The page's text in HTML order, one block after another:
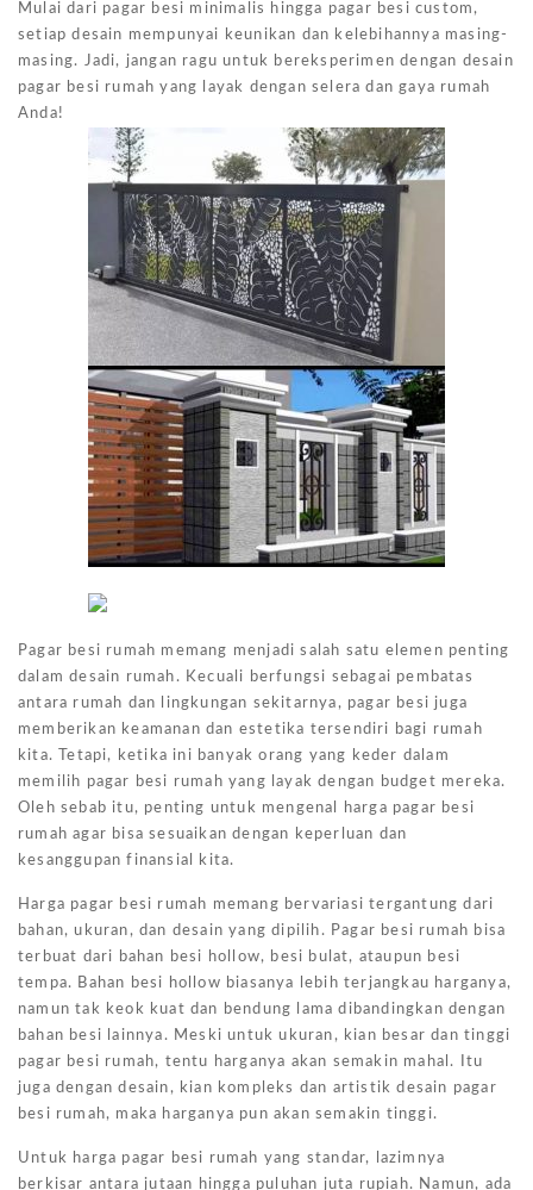
Mulai dari pagar besi minimalis hingga pagar besi custom,
setiap desain mempunyai keunikan dan kelebihannya masing-
masing. Jadi, jangan ragu untuk bereksperimen dengan desain
pagar besi rumah yang layak dengan selera dan gaya rumah
Anda!
Pagar besi rumah memang menjadi salah satu elemen penting
dalam desain rumah. Kecuali berfungsi sebagai pembatas
antara rumah dan lingkungan sekitarnya, pagar besi juga
memberikan keamanan dan estetika tersendiri bagi rumah
kita. Tetapi, ketika ini banyak orang yang keder dalam
memilih pagar besi rumah yang layak dengan budget mereka.
Oleh sebab itu, penting untuk mengenal harga pagar besi
rumah agar bisa sesuaikan dengan keperluan dan
kesanggupan finansial kita.
Harga pagar besi rumah memang bervariasi tergantung dari
bahan, ukuran, dan desain yang dipilih. Pagar besi rumah bisa
terbuat dari bahan besi hollow, besi bulat, ataupun besi
tempa. Bahan besi hollow biasanya lebih terjangkau harganya,
namun tak keok kuat dan bendung lama dibandingkan dengan
bahan besi lainnya. Meski untuk ukuran, kian besar dan tinggi
pagar besi rumah, tentu harganya akan semakin mahal. Itu
juga dengan desain, kian kompleks dan artistik desain pagar
besi rumah, maka harganya pun akan semakin tinggi.
Untuk harga pagar besi rumah yang standar, lazimnya
berkisar antara jutaan hingga puluhan juta rupiah. Namun, ada